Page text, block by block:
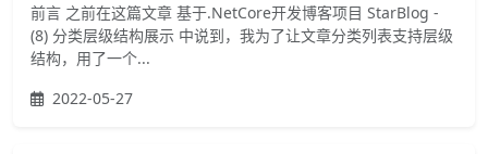
前言 之前在这篇文章 基于.NetCore开发博客项目 StarBlog -
(8) 分类层级结构展示 中说到，我为了让文章分类列表支持层级
结构，用了一个...
2022-05-27